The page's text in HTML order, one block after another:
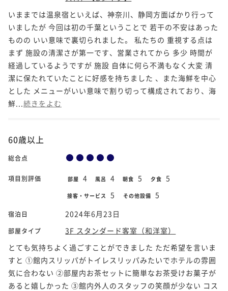
いままでは温泉宿といえば、神奈川、静岡方面ばかり行って
いましたが 今回は初の千葉ということで 若干の不安はあった
ものの いい意味で裏切られました。 私たちの 重視する点は
まず 施設の清潔さが第一です、営業されてから 多少 時間が
経過しているようですが 施設 自体に何ら不満もなく大変 清
潔に保たれていたことに好感を持ちました 、また海鮮を中心
とした メニューがいい意味で割り切って構成されており、海
鮮... 続きをよむ
60歳以上
総合点
項目別評価 部屋 4 風呂 4 朝食 5 夕食 5
接客・サービス 5 その他設備 5
宿泊日 2024年6月23日
部屋タイプ
3F スタンダード客室（和洋室）
とても気持ちよく過ごすことができました ただ希望を言いま
すと ①館内スリッパがトイレスリッパみたいでホテルの雰囲
気に合わない ②部屋内お茶セットに簡単なお茶受けお菓子が
あると嬉しかった ③館内外人のスタッフの笑顔が少ない コス